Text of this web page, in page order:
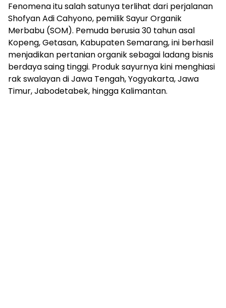
Fenomena itu salah satunya terlihat dari perjalanan
Shofyan Adi Cahyono, pemilik Sayur Organik
Merbabu (SOM). Pemuda berusia 30 tahun asal
Kopeng, Getasan, Kabupaten Semarang, ini berhasil
menjadikan pertanian organik sebagai ladang bisnis
berdaya saing tinggi. Produk sayurnya kini menghiasi
rak swalayan di Jawa Tengah, Yogyakarta, Jawa
Timur, Jabodetabek, hingga Kalimantan.